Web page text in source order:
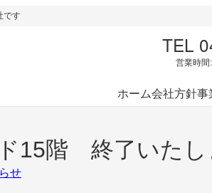
です
TEL
営業時
ホーム会社方針事
15階 終了いたし
せ